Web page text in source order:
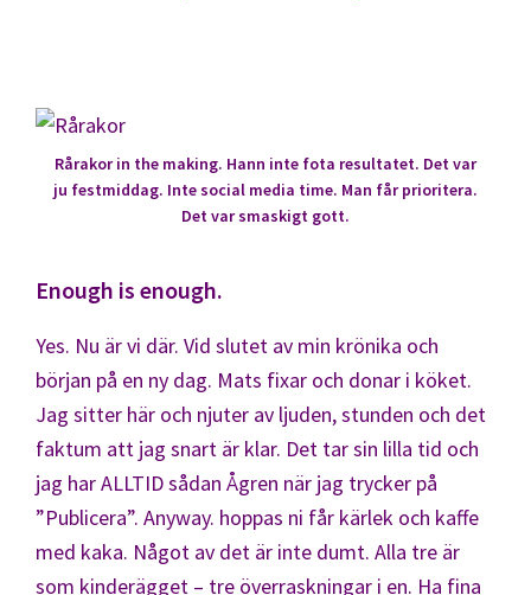
Rårakor in the making. Hann inte fota resultatet. Det var
ju festmiddag. Inte social media time. Man får prioritera.
Det var smaskigt gott.
Enough is enough.
Yes. Nu är vi där. Vid slutet av min krönika och
början på en ny dag. Mats fixar och donar i köket.
Jag sitter här och njuter av ljuden, stunden och det
faktum att jag snart är klar. Det tar sin lilla tid och
jag har ALLTID sådan Ågren när jag trycker på
”Publicera”. Anyway. hoppas ni får kärlek och kaffe
med kaka. Något av det är inte dumt. Alla tre är
som kinderägget – tre överraskningar i en. Ha fina